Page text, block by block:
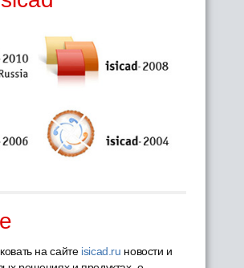
на сайте isicad.ru новости и